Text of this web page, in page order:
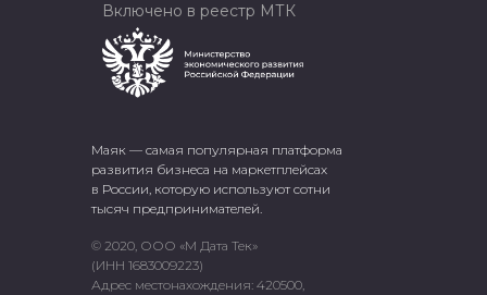
Маяк — самая популярная платформа
развития бизнеса на маркетплейсах
в России, которую используют сотни
тысяч предпринимателей.
© 2020, ООО «М Дата Тек»
(ИНН 1683009223)
Адрес местонахождения: 420500,
Включено в реестр МТК